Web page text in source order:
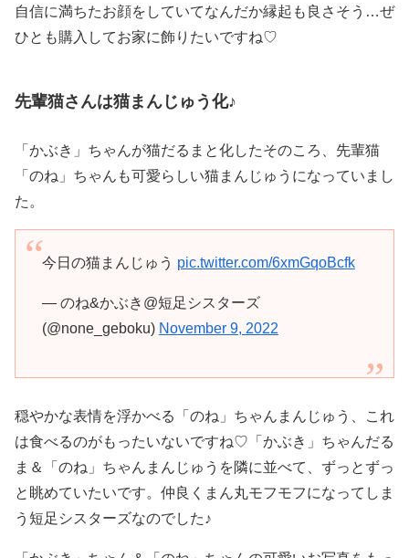
自信に満ちたお顔をしていてなんだか縁起も良さそう…ぜ
ひとも購入してお家に飾りたいですね♡
先輩猫さんは猫まんじゅう化♪
「かぶき」ちゃんが猫だるまと化したそのころ、先輩猫
「のね」ちゃんも可愛らしい猫まんじゅうになっていまし
た。
今日の猫まんじゅう pic.twitter.com/6xmGqoBcfk
— のね&かぶき@短足シスターズ
(@none_geboku) November 9, 2022
穏やかな表情を浮かべる「のね」ちゃんまんじゅう、これ
は食べるのがもったいないですね♡「かぶき」ちゃんだる
ま＆「のね」ちゃんまんじゅうを隣に並べて、ずっとずっ
と眺めていたいです。仲良くまん丸モフモフになってしま
う短足シスターズなのでした♪